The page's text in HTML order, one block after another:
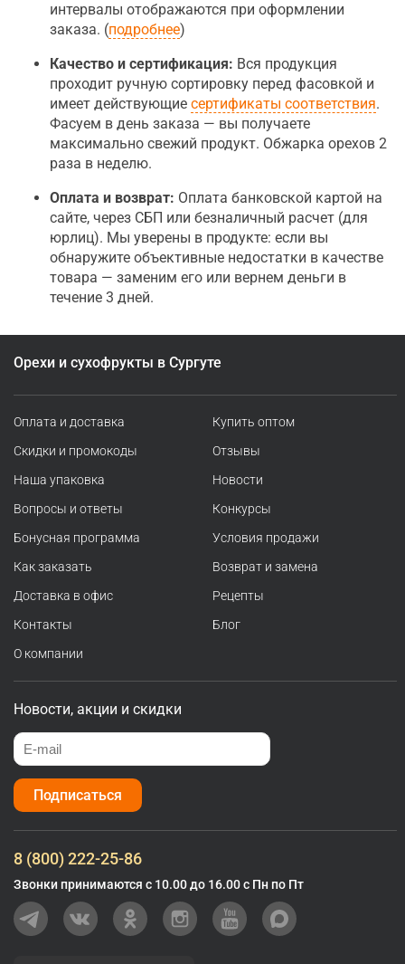
интервалы отображаются при оформлении
заказа. (подробнее)
Качество и сертификация: Вся продукция
проходит ручную сортировку перед фасовкой и
имеет действующие сертификаты соответствия.
Фасуем в день заказа — вы получаете
максимально свежий продукт. Обжарка орехов 2
раза в неделю.
Оплата и возврат: Оплата банковской картой на
сайте, через СБП или безналичный расчет (для
юрлиц). Мы уверены в продукте: если вы
обнаружите объективные недостатки в качестве
товара — заменим его или вернем деньги в
течение 3 дней.
Орехи и сухофрукты в Сургуте
Оплата и доставка
Скидки и промокоды
Наша упаковка
Вопросы и ответы
Бонусная программа
Как заказать
Доставка в офис
Контакты
О компании
Купить оптом
Отзывы
Новости
Конкурсы
Условия продажи
Возврат и замена
Рецепты
Блог
Новости, акции и скидки
Подписаться
8 (800) 222-25-86
Звонки принимаются с 10.00 до 16.00 с Пн по Пт